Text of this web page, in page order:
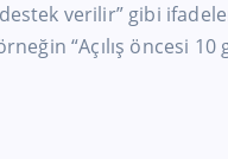
verilir” gibi
“Açılış öncesi 10